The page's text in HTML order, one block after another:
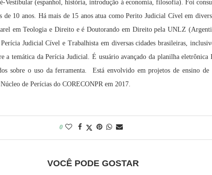
Vestibular (espanhol, história, introdução à economia, filosofia). Foi
10 anos. Há mais de 15 anos atua como Perito Judicial Cível em
em Teologia e Direito e é Doutorando em Direito pela UNLZ
Judicial Cível e Trabalhista em diversas cidades brasileiras,
a temática da Perícia Judicial. É usuário avançado da planilha
sobre o uso da ferramenta. Está envolvido em projetos de ensino de
de Perícias do CORECONPR em 2017.
0
VOCÊ PODE GOSTAR